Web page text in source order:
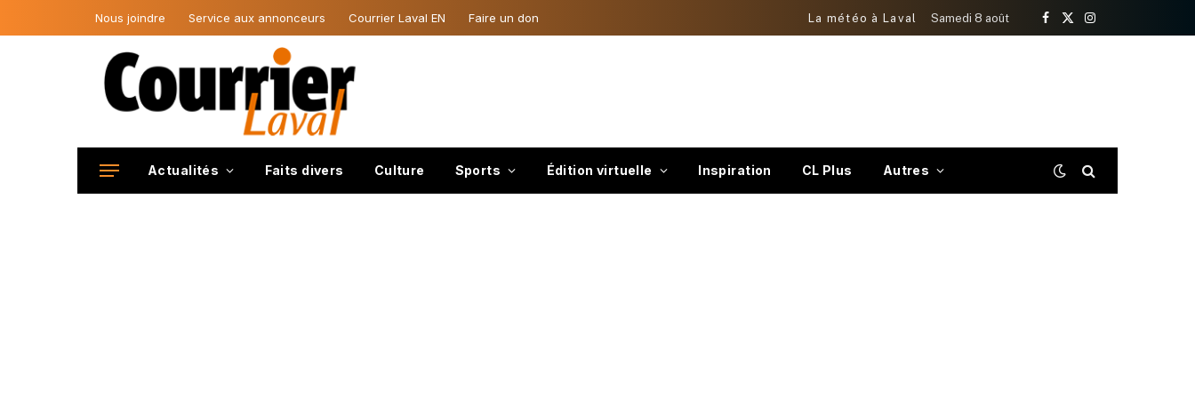
Nous joindre Service aux annonceurs Courrier Laval EN Faire un don La météo à Laval Samedi 8 août
Facebook
X
Instagram
Actualités Faits divers Culture Sports Édition virtuelle Inspiration CL Plus Autres